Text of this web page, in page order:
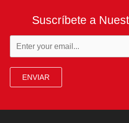
Suscríbete a
ENVIAR